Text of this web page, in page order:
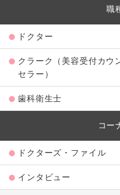
職
ドクター
クラーク（美容受付カウ
セラー）
歯科衛生士
コー
ドクターズ・ファイル
インタビュー